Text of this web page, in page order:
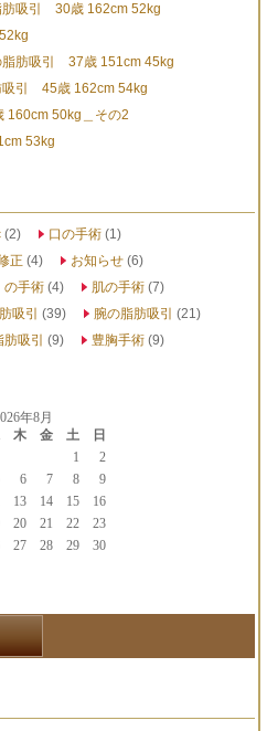
肪吸引 30歳 162cm 52kg
脂肪吸引 37歳 151cm 45kg
吸引 45歳 162cm 54kg
50kg＿その2
53kg
(2) 口の手術 (1)
正 (4) お知らせ (6)
の手術 (4) 肌の手術 (7)
吸引 (39) 腕の脂肪吸引
(21)
吸引 (9) 豊胸手術 (9)
年8月
木 金 土 日
1
2
6 7 8
9
13 14 15
16
20 21 22
23
27 28 29
30